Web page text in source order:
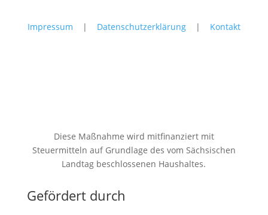
Impressum | Datenschutzerklärung | Kontakt
Diese Maßnahme wird mitfinanziert mit
Steuermitteln auf Grundlage des vom Sächsischen
Landtag beschlossenen Haushaltes.
Gefördert durch